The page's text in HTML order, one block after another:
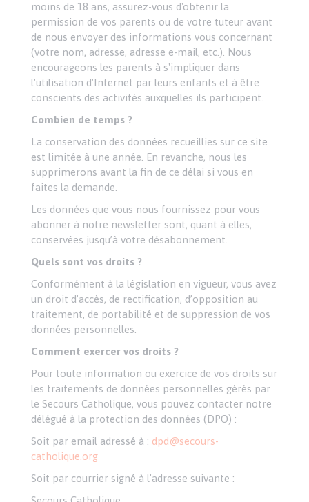
moins de 18 ans, assurez-vous d'obtenir la
permission de vos parents ou de votre tuteur avant
de nous envoyer des informations vous concernant
(votre nom, adresse, adresse e-mail, etc.). Nous
encourageons les parents à s'impliquer dans
l'utilisation d'Internet par leurs enfants et à être
conscients des activités auxquelles ils participent.
Combien de temps ?
La conservation des données recueillies sur ce site
est limitée à une année. En revanche, nous les
supprimerons avant la fin de ce délai si vous en
faites la demande.
Les données que vous nous fournissez pour vous
abonner à notre newsletter sont, quant à elles,
conservées jusqu’à votre désabonnement.
Quels sont vos droits ?
Conformément à la législation en vigueur, vous avez
un droit d’accès, de rectification, d’opposition au
traitement, de portabilité et de suppression de vos
données personnelles.
Comment exercer vos droits ?
Pour toute information ou exercice de vos droits sur
les traitements de données personnelles gérés par
le Secours Catholique, vous pouvez contacter notre
délégué à la protection des données (DPO) :
Soit par email adressé à : dpd@secours-
catholique.org
Soit par courrier signé à l'adresse suivante :